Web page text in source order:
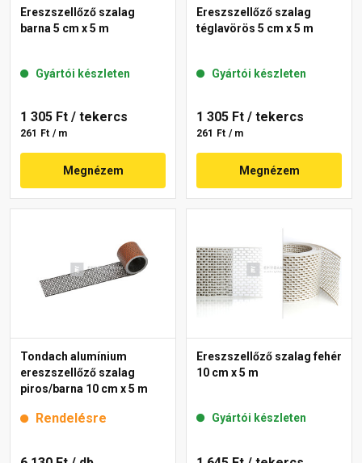
Ereszszellőző szalag
barna 5 cm x 5 m
Gyártói készleten
1 305 Ft / tekercs
261 Ft / m
Megnézem
Ereszszellőző szalag
téglavörös 5 cm x 5 m
Gyártói készleten
1 305 Ft / tekercs
261 Ft / m
Megnézem
Tondach alumínium
ereszszellőző szalag
piros/barna 10 cm x 5 m
Rendelésre
Ereszszellőző szalag fehér
10 cm x 5 m
Gyártói készleten